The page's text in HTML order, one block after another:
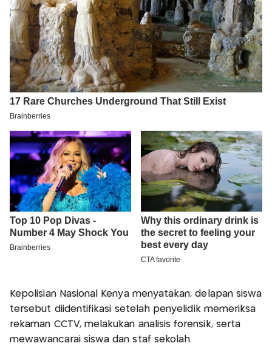
Kepolisian Nasional Kenya menyatakan, delapan siswa
tersebut diidentifikasi setelah penyelidik memeriksa
rekaman CCTV, melakukan analisis forensik, serta
mewawancarai siswa dan staf sekolah.